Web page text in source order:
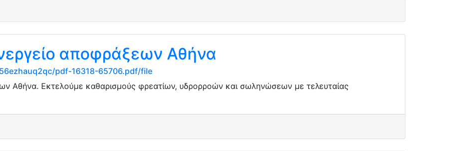
αποφράξεων Αθήνα
pdf-16318-65706.pdf/file
Αθήνα. Εκτελούμε καθαρισμούς φρεατίων, υδρορροών και σωληνώσεων με τελευταίας